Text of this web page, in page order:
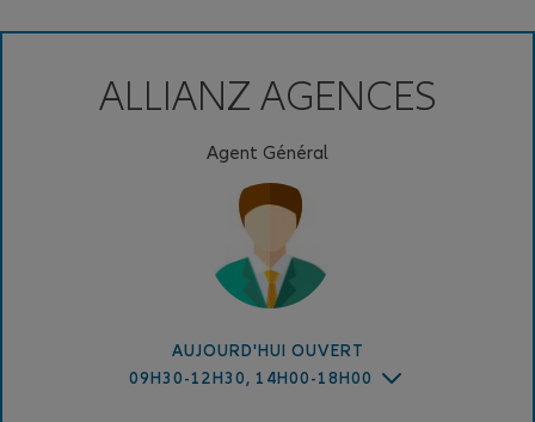
ALLIANZ AGENCES
Agent Général
AUJOURD'HUI OUVERT
09H30-12H30, 14H00-18H00